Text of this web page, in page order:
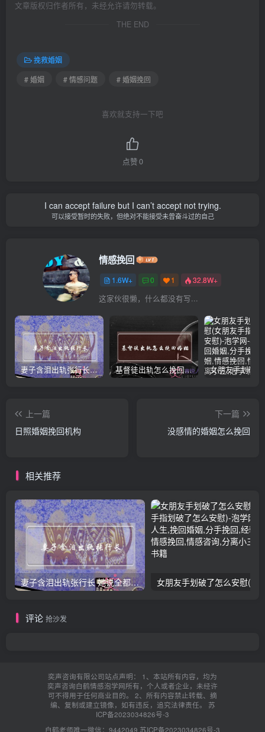
文章版权归作者所有，未经允许请勿转载。
THE END
挽救婚姻
# 婚姻
# 情感问题 # 婚姻挽回
喜欢就支持一下吧
点赞0
I can accept failure but I can’t accept not trying.
可以接受暂时的失败，但绝对不能接受未曾奋斗过的自己
情感挽回
1.6W+ 0 1 32.8W+
这家伙很懒，什么都没有写...
妻子含泪出轨张行长 她说全都是因为家中 基督徒出轨怎么挽回婚姻(基督徒面对出轨婚姻)
上一篇
日照婚姻挽回机构
下一篇
没感情的婚姻怎么挽回
相关推荐
妻子含泪出轨张行长 她说全都是因为家中
评论 抢沙发
奕声咨询有限公司站点声明： 1、本站所有内容，均为
奕声咨询白鹤情感泡学网所有，个人或者企业，未经许
可不得用于任何商业目的。 2、所有内容禁止转载、摘
编、复制或建立镜像，如有违反，追究法律责任。 苏
ICP备2023034826号-3
白鹤老师唯一微信：9442049 苏ICP备2023034826号-3